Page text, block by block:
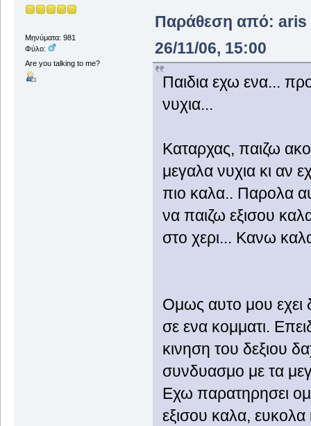
Μηνύματα: 981
Φύλο:
Are you talking to me?
Παράθεση από: aris
26/11/06, 15:00
Παιδια εχω ενα...
νυχια...
Καταρχας, παιζω
μεγαλα νυχια κι αν
πιο καλα.. Παρολα
να παιζω εξισου
στο χερι... Κανω
Ομως αυτο μου εχει
σε ενα κομματι.
κινηση του δεξιου
συνδυασμο με τα
Εχω παρατηρησει
εξισου καλα, ευκολα